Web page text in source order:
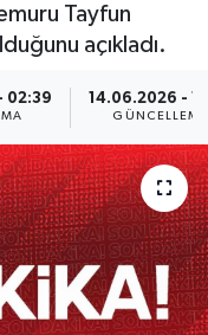
Tayfun
açıkladı.
02:39 14.06.2026 -
GÜNCELLEME